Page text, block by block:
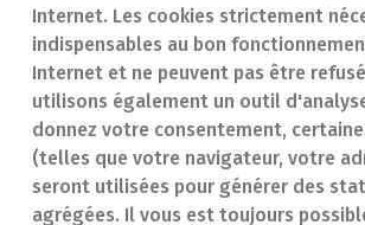
Internet. Les cookies strictement
indispensables au bon
Internet et ne peuvent pas être
utilisons également un outil
donnez votre consentement,
(telles que votre navigateur, votre
seront utilisées pour générer des
agrégées. Il vous est toujours
Trouver une
pharmacie
Notre expertise
Maladies
En cas
Contact